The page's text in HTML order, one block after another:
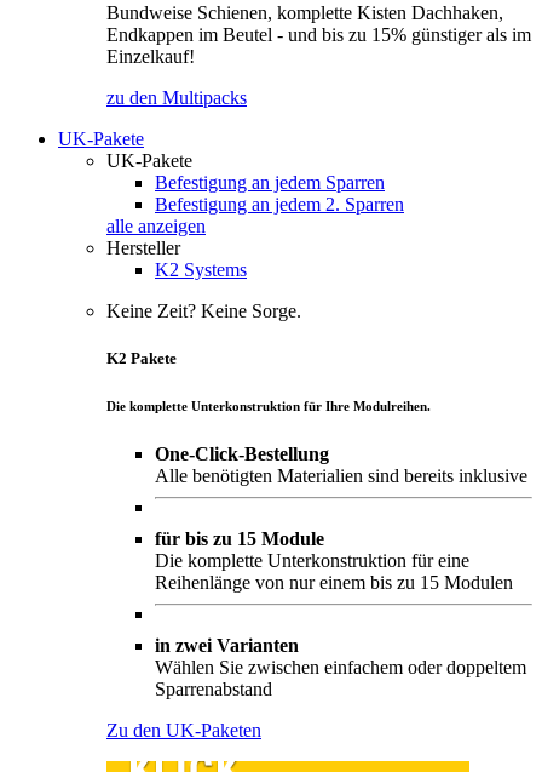
Bundweise Schienen, komplette Kisten Dachhaken,
Endkappen im Beutel - und bis zu 15% günstiger als im
Einzelkauf!
zu den Multipacks
UK-Pakete
UK-Pakete
Befestigung an jedem Sparren
Befestigung an jedem 2. Sparren
alle anzeigen
Hersteller
K2 Systems
Keine Zeit? Keine Sorge.
K2 Pakete
Die komplette Unterkonstruktion für Ihre Modulreihen.
One-Click-Bestellung
Alle benötigten Materialien sind bereits inklusive
für bis zu 15 Module
Die komplette Unterkonstruktion für eine
Reihenlänge von nur einem bis zu 15 Modulen
in zwei Varianten
Wählen Sie zwischen einfachem oder doppeltem
Sparrenabstand
Zu den UK-Paketen